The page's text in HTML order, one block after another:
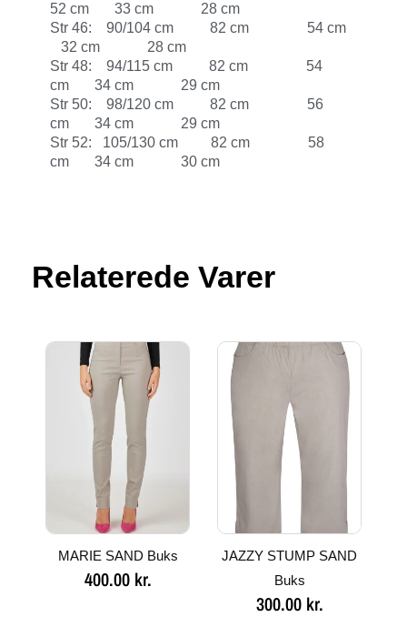
52 cm 33 cm 28 cm
Str 46: 90/104 cm 82 cm 54 cm
32 cm 28 cm
Str 48: 94/115 cm 82 cm 54
cm 34 cm 29 cm
Str 50: 98/120 cm 82 cm 56
cm 34 cm 29 cm
Str 52: 105/130 cm 82 cm 58
cm 34 cm 30 cm
Relaterede Varer
MARIE SAND Buks
400.00 kr.
JAZZY STUMP SAND
Buks
300.00 kr.